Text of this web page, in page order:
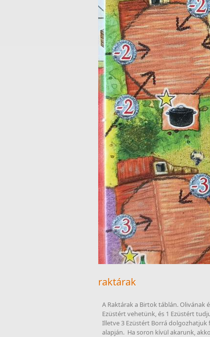
raktárak
A Raktárak a Birtok táblán. Olivának
Ezüstért vehetünk, és 1 Ezüstért
Illetve 3 Ezüstért Borrá dolgozhatjuk
alapján.  Ha soron kívül akarunk,